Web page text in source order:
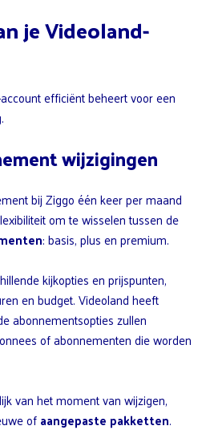
je Videoland-
efficiënt beheert voor een
wijzigingen
bij Ziggo één keer per maand
om te wisselen tussen de
: basis, plus en premium.
kijkopties en prijspunten,
en budget. Videoland heeft
abonnementsopties zullen
of abonnementen die worden
van het moment van wijzigen,
ofaangepaste pakketten.